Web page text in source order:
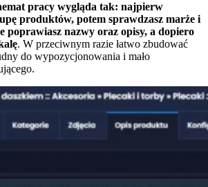
pracy wygląda tak: najpierw
produktów, potem sprawdzasz marże i
poprawiasz nazwy oraz opisy, a dopiero
. W przeciwnym razie łatwo zbudować
do wypozycjonowania i mało